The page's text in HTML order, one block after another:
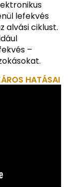
lefekvés
alvási ciklust.
–
HATÁSAI